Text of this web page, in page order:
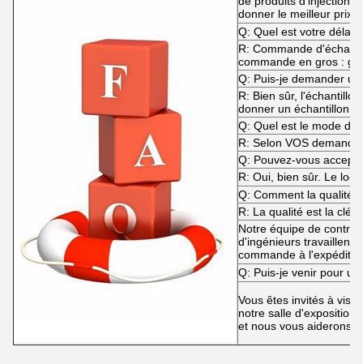
donner le meilleur prix
Q: Quel est votre délai
R: Commande
commande en gros :
Q: Puis-je demander
R: Bien sûr,
donner un échantillon
Q: Quel est le mode
R: Selon VOS
Q: Pouvez-vous
R: Oui, bien sûr. Le
Q: Comment la qualité
R: La qualité est la clé !
Notre équipe de
d'ingénieurs travaillent
commande à
Q: Puis-je venir pour
Vous êtes invités à
notre salle d'exposition
et nous vous aiderons